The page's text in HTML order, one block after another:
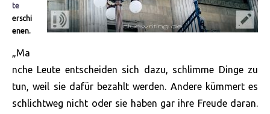
te
erschi
enen.
„Ma
nche Leute entscheiden sich dazu, schlimme Dinge zu
tun, weil sie dafür bezahlt werden. Andere kümmert es
schlichtweg nicht oder sie haben gar ihre Freude daran.